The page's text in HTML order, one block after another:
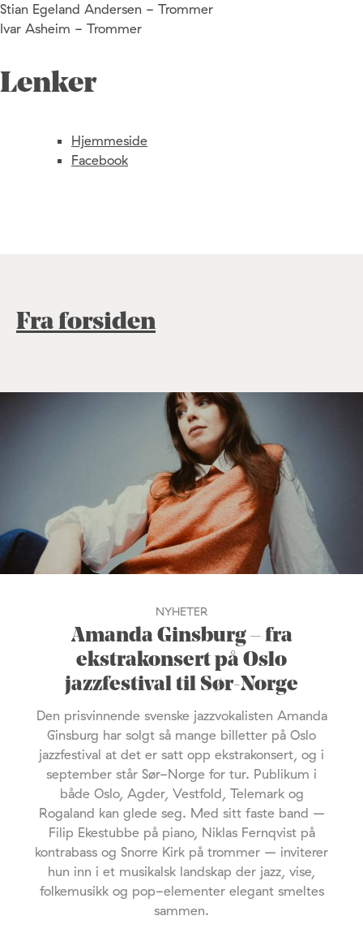
Stian Egeland Andersen - Trommer
Ivar Asheim - Trommer
Lenker
Hjemmeside
Facebook
Fra forsiden
NYHETER
Amanda Ginsburg – fra
ekstrakonsert på Oslo
jazzfestival til Sør-Norge
Den prisvinnende svenske jazzvokalisten Amanda
Ginsburg har solgt så mange billetter på Oslo
jazzfestival at det er satt opp ekstrakonsert, og i
september står Sør-Norge for tur. Publikum i
både Oslo, Agder, Vestfold, Telemark og
Rogaland kan glede seg. Med sitt faste band –
Filip Ekestubbe på piano, Niklas Fernqvist på
kontrabass og Snorre Kirk på trommer – inviterer
hun inn i et musikalsk landskap der jazz, vise,
folkemusikk og pop-elementer elegant smeltes
sammen.